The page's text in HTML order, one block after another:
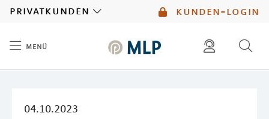
kunden-login
privatkunden
menü
04.10.2023